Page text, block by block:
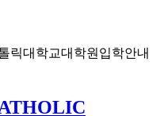
릭대학교대학원입학안내